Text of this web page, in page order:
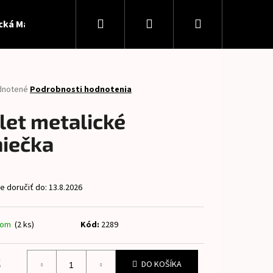
Madeira Softshell Patent Panely
Hľadať PrihlásenieNákupný
Podrobnosti hodnotenia
metalické
doručiť do: 13.8.2026
(2 ks) Kód: 2289
DO KOŠÍKA